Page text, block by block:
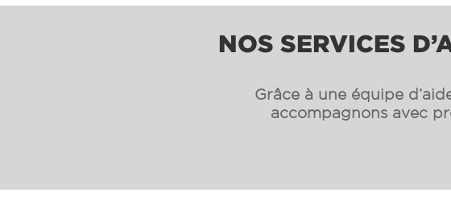
NOS SERVICES
Grâce à une équipe
accompagnons avec